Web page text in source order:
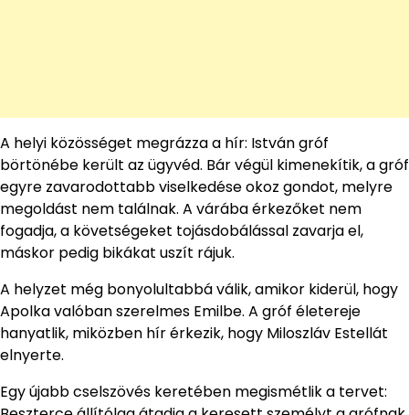
A helyi közösséget megrázza a hír: István gróf
börtönébe került az ügyvéd. Bár végül kimenekítik, a gróf
egyre zavarodottabb viselkedése okoz gondot, melyre
megoldást nem találnak. A várába érkezőket nem
fogadja, a követségeket tojásdobálással zavarja el,
máskor pedig bikákat uszít rájuk.
A helyzet még bonyolultabbá válik, amikor kiderül, hogy
Apolka valóban szerelmes Emilbe. A gróf életereje
hanyatlik, miközben hír érkezik, hogy Miloszláv Estellát
elnyerte.
Egy újabb cselszövés keretében megismétlik a tervet: